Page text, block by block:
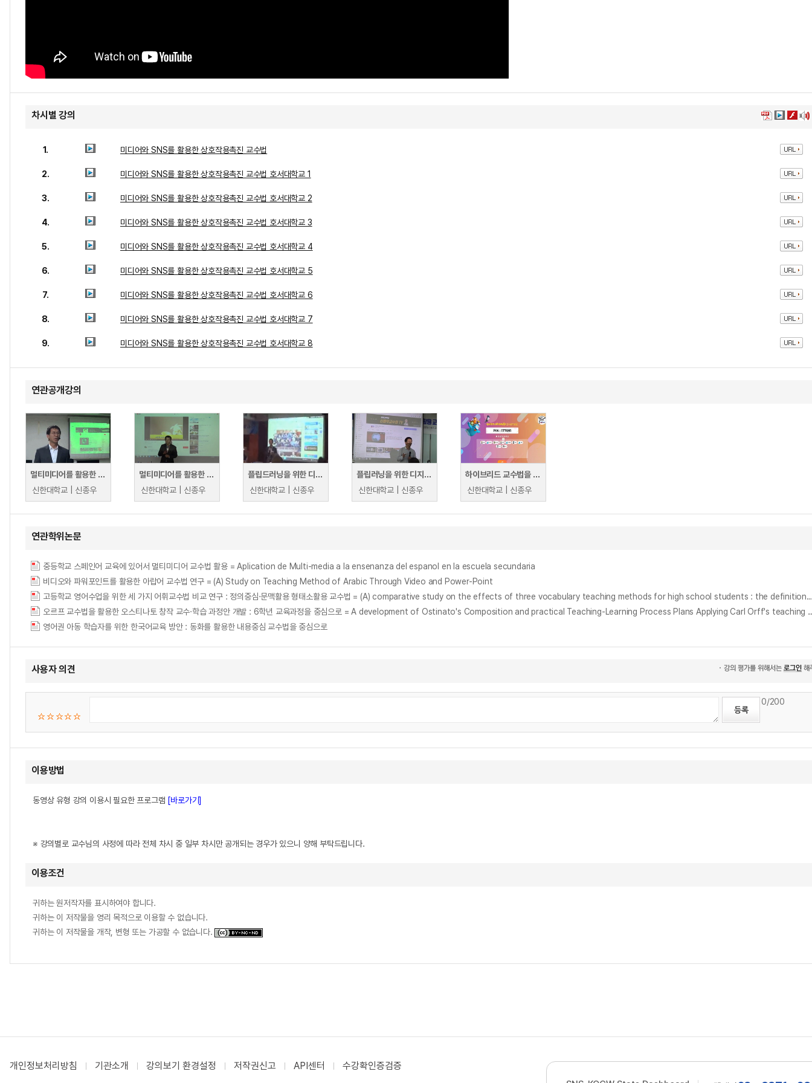
차시별 강의
1. 미디어와 SNS를 활용한 상호작용촉진 교수법
2. 미디어와 SNS를 활용한 상호작용촉진 교수법 호서대학교 1
3. 미디어와 SNS를 활용한 상호작용촉진 교수법 호서대학교 2
4. 미디어와 SNS를 활용한 상호작용촉진 교수법 호서대학교 3
5. 미디어와 SNS를 활용한 상호작용촉진 교수법 호서대학교 4
6. 미디어와 SNS를 활용한 상호작용촉진 교수법 호서대학교 5
7. 미디어와 SNS를 활용한 상호작용촉진 교수법 호서대학교 6
8. 미디어와 SNS를 활용한 상호작용촉진 교수법 호서대학교 7
9. 미디어와 SNS를 활용한 상호작용촉진 교수법 호서대학교 8
연관공개강의
멀티미디어를 활용한 혁신 교수법 쌍방향 상호작용 (을지대학교)
신한대학교 | 신종우
멀티미디어를 활용한 스마트 교수법(부산대학교 교수법 특강)
신한대학교 | 신종우
플립드러닝을 위한 디지털 미디어 활용 교수법-대교협 고등교육연수원
신한대학교 | 신종우
플립러닝을 위한 디지털미디어 활용 교수법(대원대학교)
신한대학교 | 신종우
하이브리드 교수법을 위한 디지털 미디어 활용 교수법
신한대학교 | 신종우
연관학위논문
중등학교 스페인어 교육에 있어서 멀티미디어 교수법 활용 = Aplication de Multi-media a la ensenanza del espanol en la escuela secundaria
비디오와 파워포인트를 활용한 아랍어 교수법 연구 = (A) Study on Teaching Method of Arabic Through Video and Power-Point
고등학교 영어수업을 위한 세 가지 어휘교수법 비교 연구 : 정의중심·문맥활용 형태소활용 교수법 = (A) comparative study on the effects of three vocabulary
오르프 교수법을 활용한 오스티나토 창작 교수·학습 과정안 개발 : 6학년 교육과정
영어권 아동 학습자를 위한 한국어교육 방안 : 동화를 활용한 내용중심 교수법을 중심으로
사용자 의견
0/200
이용방법
동영상 유형 강의 이용시 필요한 프로그램 [바로가기]
※ 강의별로 교수님의 사정에 따라 전체 차시 중 일부 차시만 공개되는 경우가 있으니 양해 부탁드립니다.
이용조건
귀하는 원저작자를 표시하여야 합니다.
귀하는 이 저작물을 영리 목적으로 이용할 수 없습니다.
귀하는 이 저작물을 개작, 변형 또는 가공할 수 없습니다.
개인정보처리방침 기관소개 강의보기 환경설정 저작권신고 API센터 수강확인증검증